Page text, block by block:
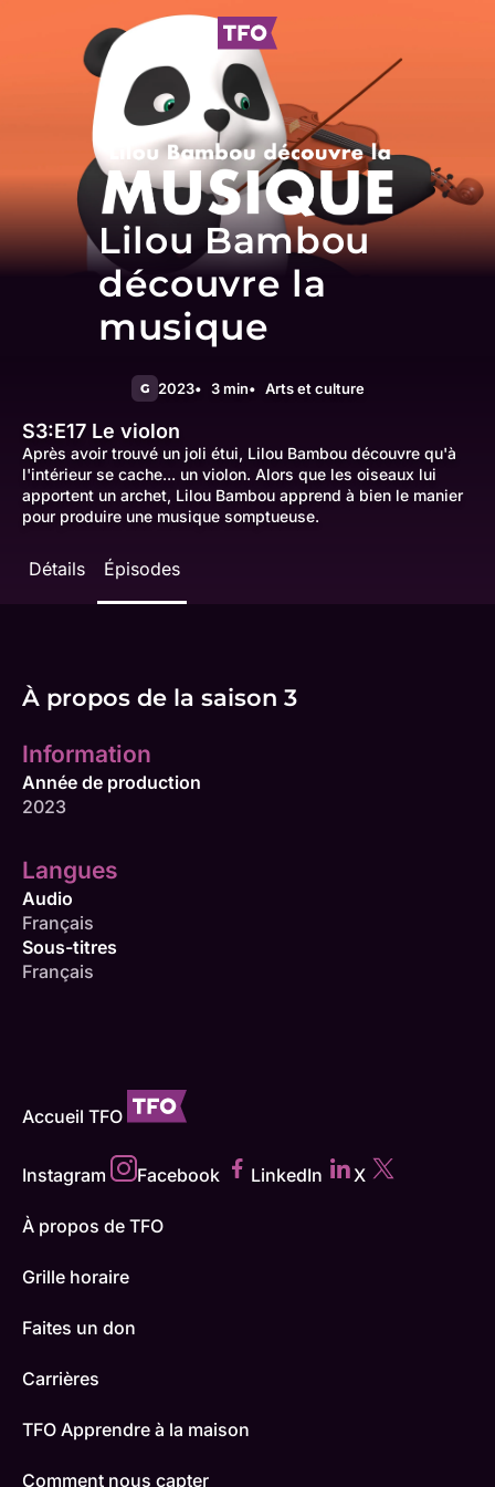
Lilou Bambou
découvre la
musique
G 2023 3 min Arts et culture
S3:E17 Le violon
Après avoir trouvé un joli étui, Lilou Bambou découvre qu'à
l'intérieur se cache... un violon. Alors que les oiseaux lui
apportent un archet, Lilou Bambou apprend à bien le manier
pour produire une musique somptueuse.
Détails Épisodes
À propos de la saison 3
Information
Année de production
2023
Langues
Audio
Français
Sous-titres
Français
Accueil TFO
Instagram Facebook LinkedIn X
À propos de TFO
Grille horaire
Faites un don
Carrières
TFO Apprendre à la maison
Comment nous capter